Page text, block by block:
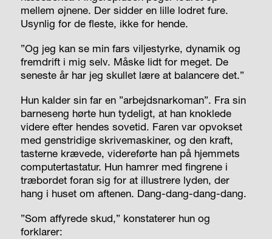
mellem øjnene. Der sidder en lille lodret fure.
Usynlig for de fleste, ikke for hende.
”Og jeg kan se min fars viljestyrke, dynamik og
fremdrift i mig selv. Måske lidt for meget. De
seneste år har jeg skullet lære at balancere det.”
Hun kalder sin far en ”arbejdsnarkoman”. Fra sin
barneseng hørte hun tydeligt, at han knoklede
videre efter hendes sovetid. Faren var opvokset
med genstridige skrivemaskiner, og den kraft,
tasterne krævede, videreførte han på hjemmets
computertastatur. Hun hamrer med fingrene i
træbordet foran sig for at illustrere lyden, der
hang i huset om aftenen. Dang-dang-dang-dang.
”Som affyrede skud,” konstaterer hun og
forklarer: